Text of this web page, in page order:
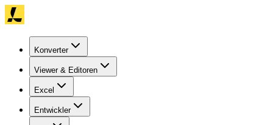
Konverter
Viewer & Editoren
Excel
Entwickler